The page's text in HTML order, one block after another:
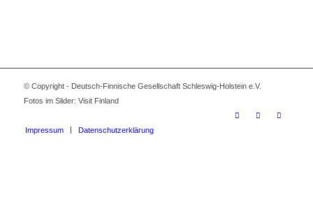
© Copyright - Deutsch-Finnische Gesellschaft Schleswig-Holstein e.V.
Fotos im Slider: Visit Finland
Impressum Datenschutzerklärung